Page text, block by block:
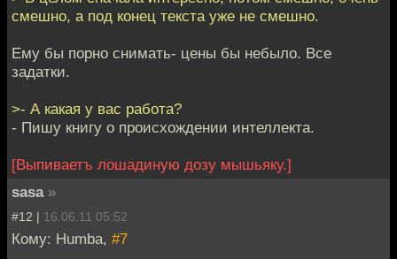
смешно, а под конец текста уже не смешно.
Ему бы порно снимать- цены бы небыло. Все
задатки.
>- А какая у вас работа?
- Пишу книгу о происхождении интеллекта.
[Выпиваетъ лошадиную дозу мышьяку.]
sasa »
#12 | 16.06.11 05:52
Кому: Humba, #7